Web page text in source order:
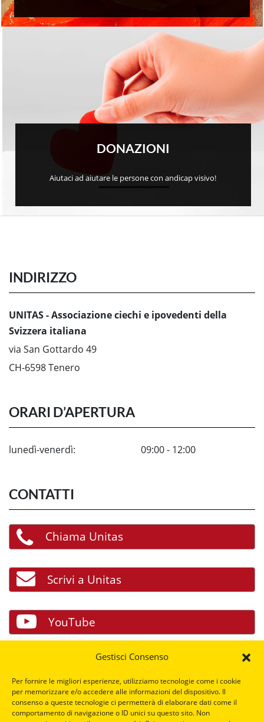
Gestisci Consenso
Per fornire le migliori esperienze, utilizziamo tecnologie come i cookie
per memorizzare e/o accedere alle informazioni del dispositivo. Il
consenso a queste tecnologie ci permetterà di elaborare dati come il
comportamento di navigazione o ID unici su questo sito. Non
DONAZIONI
Aiutaci ad aiutare le persone con andicap visivo!
INDIRIZZO
UNITAS - Associazione ciechi e ipovedenti della
Svizzera italiana
via San Gottardo 49
CH-6598 Tenero
ORARI D’APERTURA
lunedì-venerdì: 09:00 - 12:00
CONTATTI
Chiama Unitas
Scrivi a Unitas
YouTube
Facebook
LinkedIn